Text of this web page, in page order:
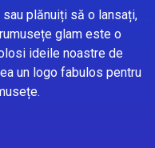
plănuiți să o lansați,
glam este o
ideile noastre de
un logo fabulos pentru